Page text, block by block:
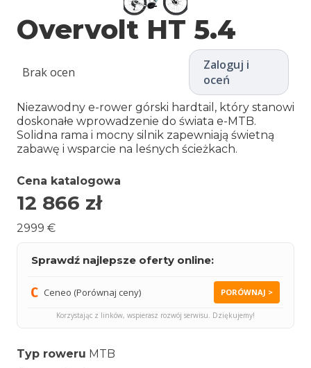
Overvolt HT 5.4
Brak ocen
Zaloguj i
oceń
Niezawodny e-rower górski hardtail, który stanowi
doskonałe wprowadzenie do świata e-MTB.
Solidna rama i mocny silnik zapewniają świetną
zabawę i wsparcie na leśnych ścieżkach.
Cena katalogowa
12 866 zł
2999 €
Sprawdź najlepsze oferty online:
Ceneo (Porównaj ceny) PORÓWNAJ >
Korzystając z linków, wspierasz rozwój serwisu. Dziękujemy!
Typ roweru MTB